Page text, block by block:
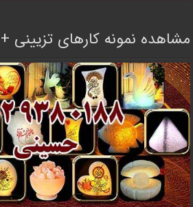
مشاهده نمونه کارهای تزیینی